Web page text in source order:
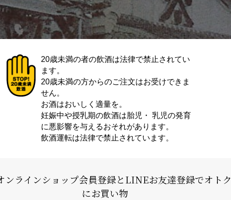
20歳未満の者の飲酒は法律で禁止されてい
ます。
20歳未満の方からのご注文はお受けできま
せん。
お酒はおいしく適量を。
妊娠中や授乳期の飲酒は胎児・ 乳児の発育
に悪影響を与えるおそれがあります。
飲酒運転は法律で禁止されています。
ンラインショップ会員登録とLINEお友達登録でオトク
にお買い物